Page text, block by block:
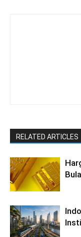
RELATED ARTICLES